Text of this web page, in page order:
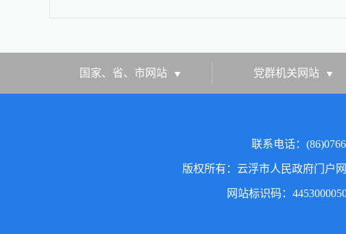
国家、省、市网站 党群机关网站
联系电话：
版权所有：云浮市人民政府门户
网站标识码：